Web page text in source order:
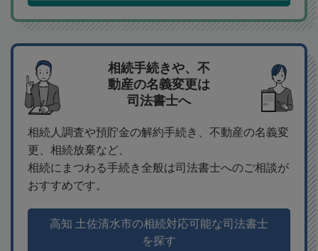
相続手続きや、不
動産の名義変更は
司法書士へ
相続人調査や預貯金の解約手続き、不動産の名義変
更、相続放棄など、
相続にまつわる手続き全般は司法書士へのご相談が
おすすめです。
高知 土佐清水市の相続対応可能な司法書士
を探す